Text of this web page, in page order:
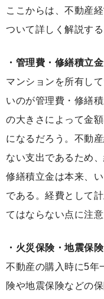
ここからは、不動産
ついて詳しく解説する
・管理費・修繕積立金
マンションを所有し
いのが管理費・修繕
の大きさによって金
になるだろう。不動
ない支出であるため
修繕積立金は本来、
である。経費として
てはならない点に注意
・火災保険・地震保
不動産の購入時に5年
険や地震保険などの